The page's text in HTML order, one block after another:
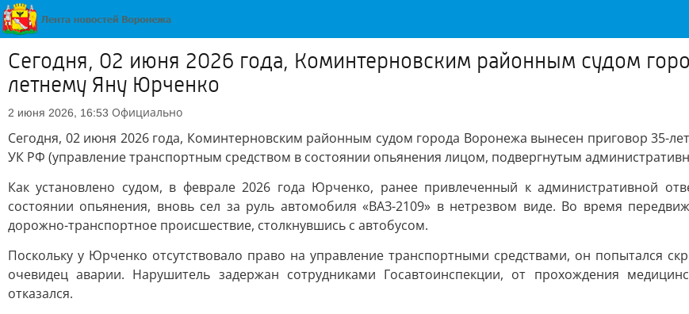
Сегодня, 02 июня 2026 года, Коминтерновским районным судом
летнему Яну Юрченко
2 июня 2026, 16:53 Официально
Сегодня, 02 июня 2026 года, Коминтерновским районным судом города Воронежа вынесен приговор 35-
УК РФ (управление транспортным средством в состоянии опьянения лицом, подвергнутым
Как установлено судом, в феврале 2026 года Юрченко, ранее привлеченный к административной
состоянии опьянения, вновь сел за руль автомобиля «ВАЗ-2109» в нетрезвом виде. Во время
дорожно-транспортное происшествие, столкнувшись с автобусом.
Поскольку у Юрченко отсутствовало право на управление транспортными средствами, он попытался
очевидец аварии. Нарушитель задержан сотрудниками Госавтоинспекции, от прохождения
отказался.